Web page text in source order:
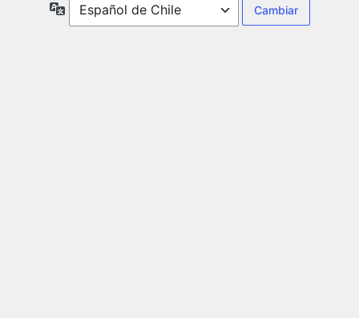
Idioma